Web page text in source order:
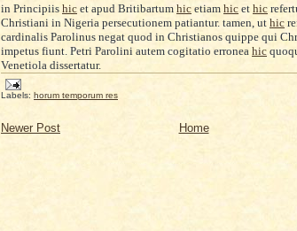
in Principiis hic et apud Britibartum hic etiam hic et hic
Christiani in Nigeria persecutionem patiantur. tamen, ut hic
cardinalis Parolinus negat quod in Christianos quippe qui
impetus fiunt. Petri Parolini autem cogitatio erronea hic
Venetiola dissertatur.
Labels: horum temporum res
Newer Post Home